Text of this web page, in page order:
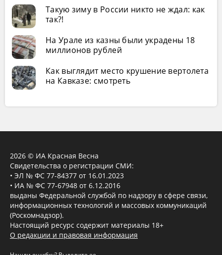
Такую зиму в России никто не ждал: как
так?!
На Урале из казны были украдены 18
миллионов рублей
Как выглядит место крушение вертолета
на Кавказе: смотреть
2026 © ИА Красная Весна
Свидетельства о регистрации СМИ:
• ЭЛ № ФС 77-84377 от 16.01.2023
• ИА № ФС 77-67948 от 6.12.2016
выданы Федеральной службой по надзору в сфере связи,
информационных технологий и массовых коммуникаций
(Роскомнадзор).
Настоящий ресурс содержит материалы 18+
О редакции и правовая информация